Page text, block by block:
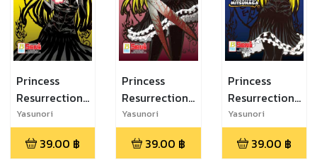
Princess
Resurrection
เจ้าหญิงปีศาจ
15
Yasunori
Mitsunaga
39.00 ฿
Princess
Resurrection
เจ้าหญิงปีศาจ
14
Yasunori
Mitsunaga
39.00 ฿
Princess
Resurrection
เจ้าหญิงปีศาจ
13
Yasunori
Mitsunaga
39.00 ฿